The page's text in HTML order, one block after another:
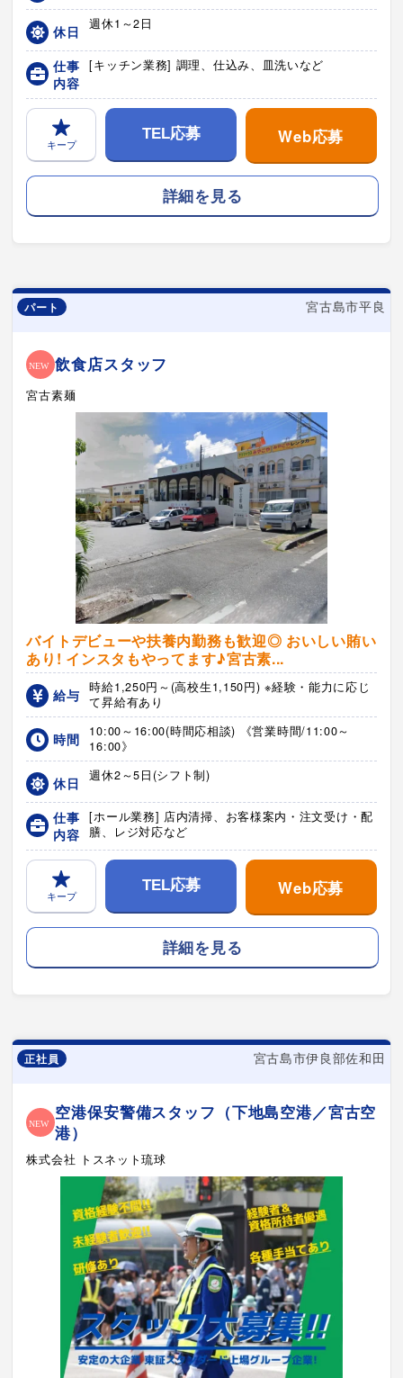
休日 週休1～2日
仕事
内容
[キッチン業務] 調理、仕込み、皿洗いなど
キープ
TEL応募 Web応募
詳細を見る
パート 宮古島市平良
飲食店スタッフ
宮古素麺
バイトデビューや扶養内勤務も歓迎◎ おいしい賄い
あり! インスタもやってます♪宮古素...
給与
時給1,250円～(高校生1,150円) ※経験・能力に応じ
て昇給有あり
時間
10:00～16:00(時間応相談) 《営業時間/11:00～
16:00》
休日 週休2～5日(シフト制)
仕事
内容
[ホール業務] 店内清掃、お客様案内・注文受け・配
膳、レジ対応など
キープ
TEL応募 Web応募
詳細を見る
正社員 宮古島市伊良部佐和田
空港保安警備スタッフ（下地島空港／宮古空
港）
株式会社 トスネット琉球